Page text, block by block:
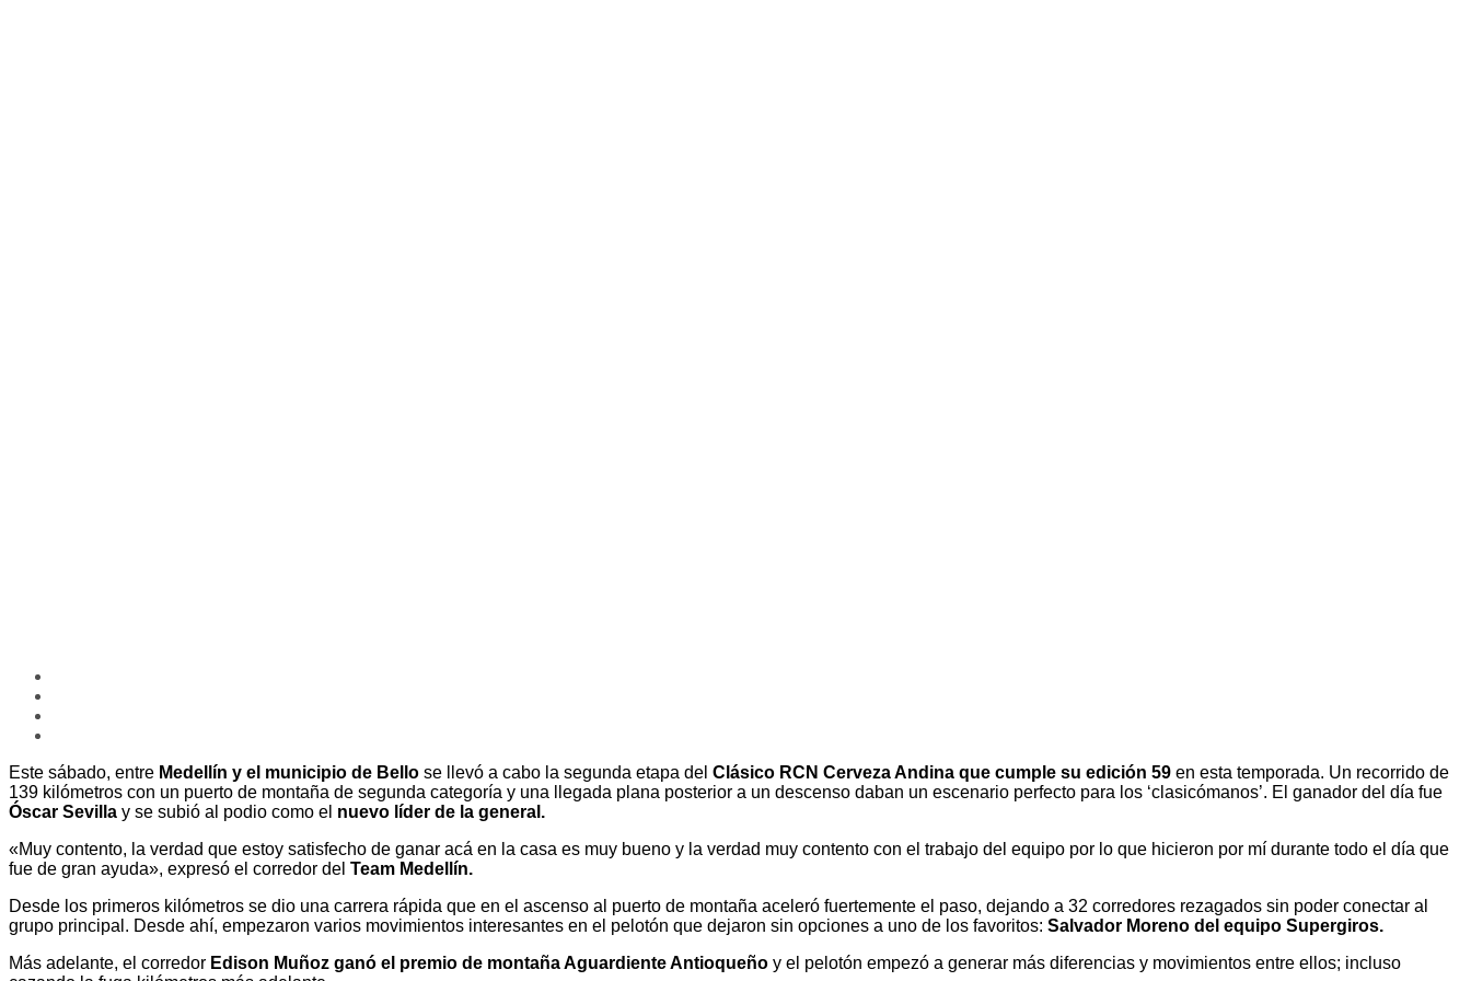
Este sábado, entre Medellín y el municipio de Bello se llevó a cabo la segunda etapa del Clásico RCN Cerveza Andina que cumple su edición 59 en esta temporada. Un recorrido de
139 kilómetros con un puerto de montaña de segunda categoría y una llegada plana posterior a un descenso daban un escenario perfecto para los ‘clasicómanos’. El ganador del día fue
Óscar Sevilla y se subió al podio como el nuevo líder de la general.
«Muy contento, la verdad que estoy satisfecho de ganar acá en la casa es muy bueno y la verdad muy contento con el trabajo del equipo por lo que hicieron por mí durante todo el día que
fue de gran ayuda», expresó el corredor del Team Medellín.
Desde los primeros kilómetros se dio una carrera rápida que en el ascenso al puerto de montaña aceleró fuertemente el paso, dejando a 32 corredores rezagados sin poder conectar al
grupo principal. Desde ahí, empezaron varios movimientos interesantes en el pelotón que dejaron sin opciones a uno de los favoritos: Salvador Moreno del equipo Supergiros.
Más adelante, el corredor Edison Muñoz ganó el premio de montaña Aguardiente Antioqueño y el pelotón empezó a generar más diferencias y movimientos entre ellos; incluso